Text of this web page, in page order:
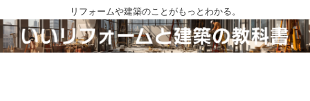
リフォームや建築のことがもっとわかる。